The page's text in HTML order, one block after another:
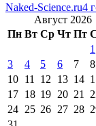
Naked-Science.ru4
Август 2026
Пн Вт Ср Чт Пт
1
3
4 5 6 7 8
10 11 12 13 14
17 18 19 20 21
24 25 26 27 28